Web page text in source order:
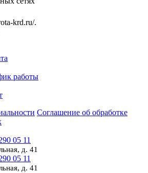
krd.ru/.
работы
Соглашение об обработке
05 11
д. 41
05 11
д. 41